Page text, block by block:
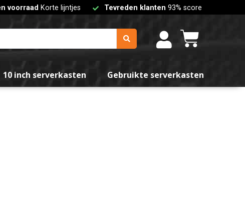
voorraad Korte lijntjes Tevreden klanten 93% score
10 inch serverkasten Gebruikte serverkasten